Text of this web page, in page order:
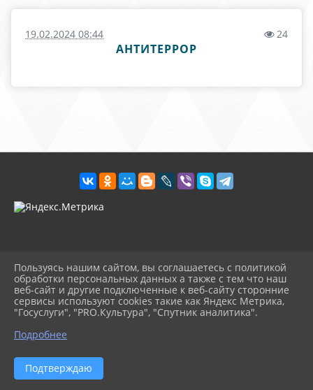
19.02.2024 08:44 24
АНТИТЕРРОР
2026 г. visnvm.kultvyselki.ru
Вход
Карта сайта
Политика обработки персональных данных
Сделано на KubCMS
Разработка и поддержка
Пользуясь нашим сайтом, вы соглашаетесь с политикой
обработки персональных данных а также с тем что наш
веб-сайт и другие подключенные к веб-сайту сторонние
сервисы используют cookies такие как Яндекс Метрика,
"Госуслуги", "PRO.Культура", "Спутник аналитика".
Подробнее
Подтверждаю